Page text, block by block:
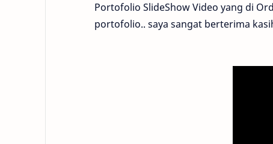
Portofolio SlideShow Video yang di
portofolio.. saya sangat berterima